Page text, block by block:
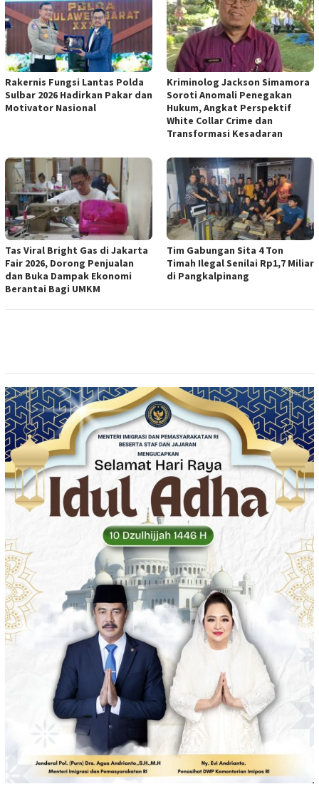
Rakernis Fungsi Lantas Polda
Sulbar 2026 Hadirkan Pakar dan
Motivator Nasional
Kriminolog Jackson Simamora
Soroti Anomali Penegakan
Hukum, Angkat Perspektif
White Collar Crime dan
Transformasi Kesadaran
Tas Viral Bright Gas di Jakarta
Fair 2026, Dorong Penjualan
dan Buka Dampak Ekonomi
Berantai Bagi UMKM
Tim Gabungan Sita 4 Ton
Timah Ilegal Senilai Rp1,7 Miliar
di Pangkalpinang